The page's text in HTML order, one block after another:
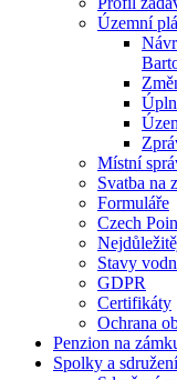
Územní
Místní
Svatba na
Formuláře
Czech
Stavy
GDPR
Certifikáty
Ochrana
Penzion na
Spolky a sdružení